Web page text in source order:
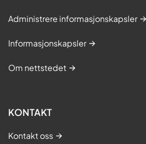
Administrere informasjonskapsler
Informasjonskapsler
Om nettstedet
KONTAKT
Kontakt oss